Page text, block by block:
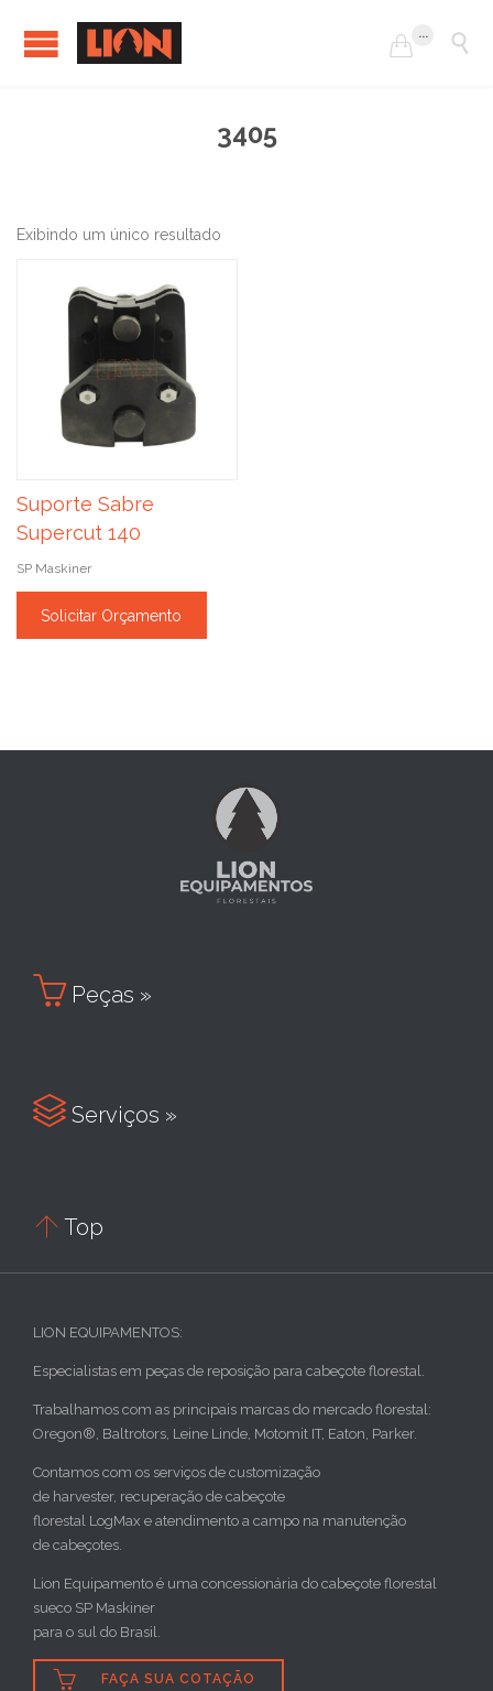

... 
3405
Exibindo um único resultado
Suporte Sabre
Supercut 140
SP Maskiner
Solicitar Orçamento
 Peças »
 Serviços »
 Top
LION EQUIPAMENTOS:
Especialistas em peças de reposição para cabeçote florestal.
Trabalhamos com as principais marcas do mercado florestal:
Oregon®, Baltrotors, Leine Linde, Motomit IT, Eaton, Parker.
Contamos com os serviços de customização
de harvester, recuperação de cabeçote
florestal LogMax e atendimento a campo na manutenção
de cabeçotes.
Lion Equipamento é uma concessionária do cabeçote florestal
sueco SP Maskiner
para o sul do Brasil.
 FAÇA SUA COTAÇÃO